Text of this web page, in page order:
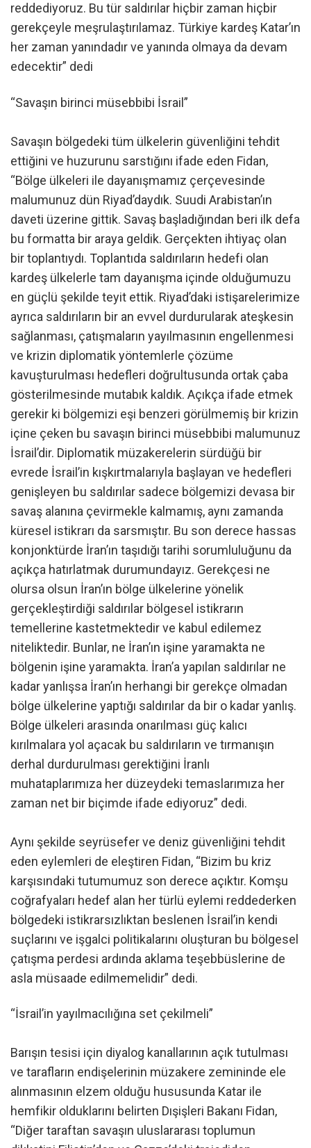
reddediyoruz. Bu tür saldırılar hiçbir zaman hiçbir
gerekçeyle meşrulaştırılamaz. Türkiye kardeş Katar’ın
her zaman yanındadır ve yanında olmaya da devam
edecektir” dedi
“Savaşın birinci müsebbibi İsrail”
Savaşın bölgedeki tüm ülkelerin güvenliğini tehdit
ettiğini ve huzurunu sarstığını ifade eden Fidan,
“Bölge ülkeleri ile dayanışmamız çerçevesinde
malumunuz dün Riyad’daydık. Suudi Arabistan’ın
daveti üzerine gittik. Savaş başladığından beri ilk defa
bu formatta bir araya geldik. Gerçekten ihtiyaç olan
bir toplantıydı. Toplantıda saldırıların hedefi olan
kardeş ülkelerle tam dayanışma içinde olduğumuzu
en güçlü şekilde teyit ettik. Riyad’daki istişarelerimize
ayrıca saldırıların bir an evvel durdurularak ateşkesin
sağlanması, çatışmaların yayılmasının engellenmesi
ve krizin diplomatik yöntemlerle çözüme
kavuşturulması hedefleri doğrultusunda ortak çaba
gösterilmesinde mutabık kaldık. Açıkça ifade etmek
gerekir ki bölgemizi eşi benzeri görülmemiş bir krizin
içine çeken bu savaşın birinci müsebbibi malumunuz
İsrail’dir. Diplomatik müzakerelerin sürdüğü bir
evrede İsrail’in kışkırtmalarıyla başlayan ve hedefleri
genişleyen bu saldırılar sadece bölgemizi devasa bir
savaş alanına çevirmekle kalmamış, aynı zamanda
küresel istikrarı da sarsmıştır. Bu son derece hassas
konjonktürde İran’ın taşıdığı tarihi sorumluluğunu da
açıkça hatırlatmak durumundayız. Gerekçesi ne
olursa olsun İran’ın bölge ülkelerine yönelik
gerçekleştirdiği saldırılar bölgesel istikrarın
temellerine kastetmektedir ve kabul edilemez
niteliktedir. Bunlar, ne İran’ın işine yaramakta ne
bölgenin işine yaramakta. İran’a yapılan saldırılar ne
kadar yanlışsa İran’ın herhangi bir gerekçe olmadan
bölge ülkelerine yaptığı saldırılar da bir o kadar yanlış.
Bölge ülkeleri arasında onarılması güç kalıcı
kırılmalara yol açacak bu saldırıların ve tırmanışın
derhal durdurulması gerektiğini İranlı
muhataplarımıza her düzeydeki temaslarımıza her
zaman net bir biçimde ifade ediyoruz” dedi.
Aynı şekilde seyrüsefer ve deniz güvenliğini tehdit
eden eylemleri de eleştiren Fidan, “Bizim bu kriz
karşısındaki tutumumuz son derece açıktır. Komşu
coğrafyaları hedef alan her türlü eylemi reddederken
bölgedeki istikrarsızlıktan beslenen İsrail’in kendi
suçlarını ve işgalci politikalarını oluşturan bu bölgesel
çatışma perdesi ardında aklama teşebbüslerine de
asla müsaade edilmemelidir” dedi.
“İsrail’in yayılmacılığına set çekilmeli”
Barışın tesisi için diyalog kanallarının açık tutulması
ve tarafların endişelerinin müzakere zemininde ele
alınmasının elzem olduğu hususunda Katar ile
hemfikir olduklarını belirten Dışişleri Bakanı Fidan,
“Diğer taraftan savaşın uluslararası toplumun